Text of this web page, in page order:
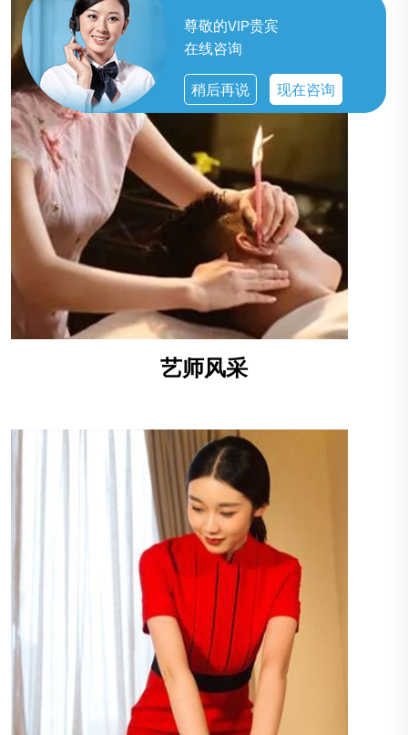
尊敬的VIP贵宾
在线咨询
稍后再说 现在咨询
艺师风采